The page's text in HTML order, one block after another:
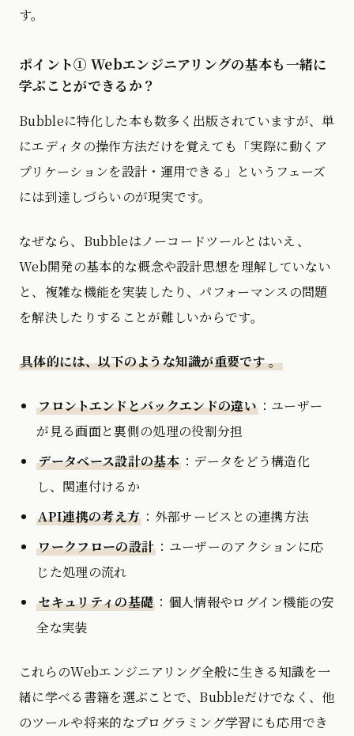
す。
ポイント① Webエンジニアリングの基本も一緒に
学ぶことができるか？
Bubbleに特化した本も数多く出版されていますが、単
にエディタの操作方法だけを覚えても「実際に動くア
プリケーションを設計・運用できる」というフェーズ
には到達しづらいのが現実です。
なぜなら、Bubbleはノーコードツールとはいえ、
Web開発の基本的な概念や設計思想を理解していない
と、複雑な機能を実装したり、パフォーマンスの問題
を解決したりすることが難しいからです。
具体的には、以下のような知識が重要です。
フロントエンドとバックエンドの違い：ユーザー
が見る画面と裏側の処理の役割分担
データベース設計の基本：データをどう構造化
し、関連付けるか
API連携の考え方 ：外部サービスとの連携方法
ワークフローの設計 ：ユーザーのアクションに応
じた処理の流れ
セキュリティの基礎 ：個人情報やログイン機能の安
全な実装
これらのWebエンジニアリング全般に生きる知識を一
緒に学べる書籍を選ぶことで、Bubbleだけでなく、他
のツールや将来的なプログラミング学習にも応用でき